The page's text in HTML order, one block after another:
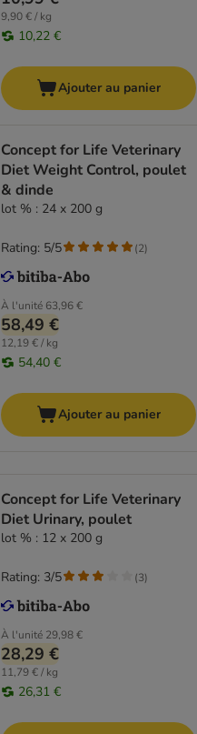
9,90 € / kg
10,22 €
Ajouter au panier
Concept for Life Veterinary
Diet Weight Control, poulet
& dinde
lot % : 24 x 200 g
À l'unité 63,96 €
58,49 €
12,19 € / kg
54,40 €
Rating: 5/5 (2)
Ajouter au panier
Concept for Life Veterinary
Diet Urinary, poulet
lot % : 12 x 200 g
À l'unité 29,98 €
28,29 €
11,79 € / kg
26,31 €
Rating: 3/5 (3)